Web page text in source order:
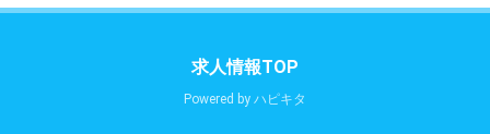
求人情報TOP
Powered by ハピキタ